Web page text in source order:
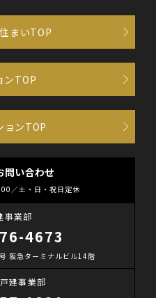
まいTOP
ンTOP
ョンTOP
問い合わせ
／土・日・祝日定休
事業部
4673
阪急ターミナルビル14階
建事業部